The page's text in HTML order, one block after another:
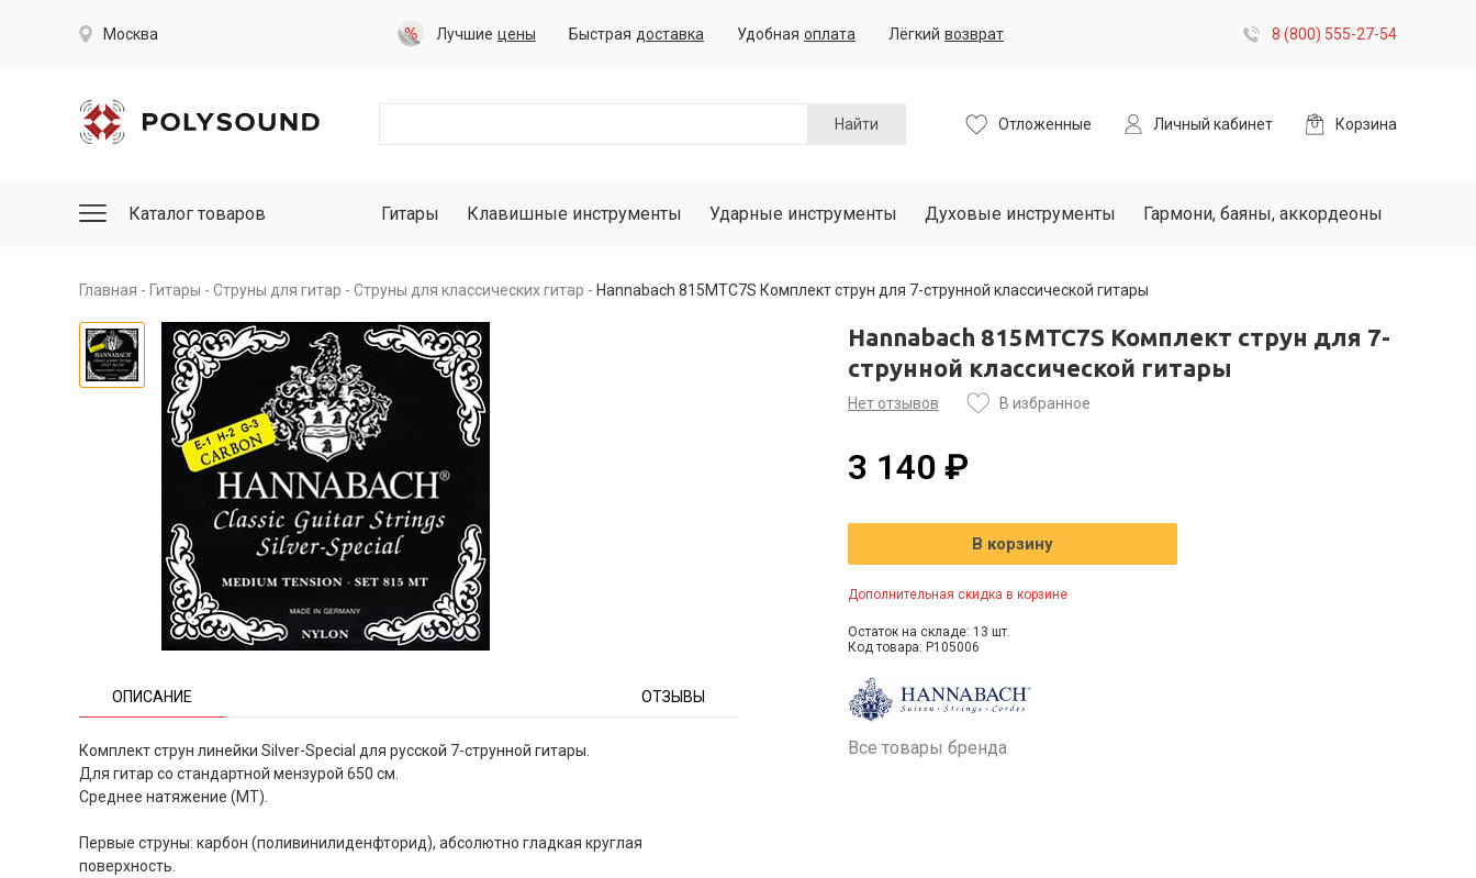
Москва Лучшие цены Быстрая доставка Удобная оплата Лёгкий возврат 8 (800) 555-27-54
Найти Отложенные Личный кабинет Корзина
Каталог товаров Гитары Клавишные инструменты Ударные инструменты Духовые инструменты Гармони, баяны, аккордеоны
Главная Гитары Струны для гитар Струны для классических гитар Hannabach 815MTC7S Комплект струн для 7-струнной классической гитары
ОПИСАНИЕ ОТЗЫВЫ
Комплект струн линейки Silver-Special для русской 7-струнной гитары.
Для гитар со стандартной мензурой 650 см.
Среднее натяжение (МТ).
Первые струны: карбон (поливинилиденфторид), абсолютно гладкая круглая
поверхность.
Hannabach 815MTC7S Комплект струн для 7-
струнной классической гитары
Нет отзывов В избранное
3 140 ₽
В корзину
Дополнительная скидка в корзине
Остаток на складе: 13 шт.
Код товара: P105006
Все товары бренда